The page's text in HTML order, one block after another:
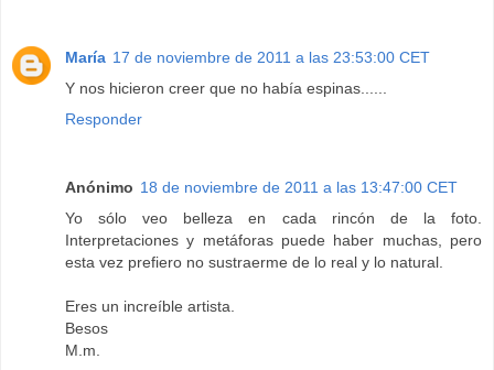
María 17 de noviembre de 2011 a las 23:53:00 CET
Y nos hicieron creer que no había espinas......
Responder
Anónimo 18 de noviembre de 2011 a las 13:47:00 CET
Yo sólo veo belleza en cada rincón de la foto.
Interpretaciones y metáforas puede haber muchas, pero
esta vez prefiero no sustraerme de lo real y lo natural.
Eres un increíble artista.
Besos
M.m.